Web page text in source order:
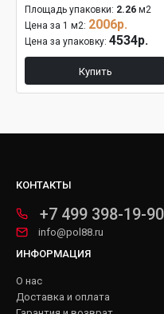
Площадь упаковки: 2.26 м2
Цена за 1 м2: 2006р.
Цена за упаковку: 4534р.
Купить
КОНТАКТЫ
+7 499 398-19-90
info@pol88.ru
ИНФОРМАЦИЯ
О нас
Доставка и оплата